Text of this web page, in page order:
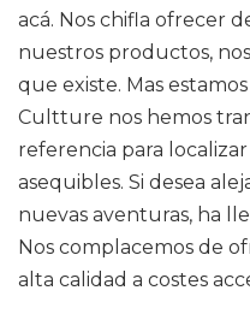
acá. Nos chifla ofrecer
nuestros productos,
que existe. Mas
Cultture nos hemos
referencia para
asequibles. Si desea
nuevas aventuras, ha
Nos complacemos de
alta calidad a costes